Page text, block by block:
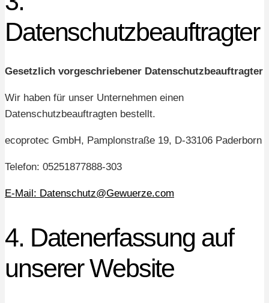
Datenschutzbeauftragter
Gesetzlich vorgeschriebener Datenschutzbeauftragter
Wir haben für unser Unternehmen einen
Datenschutzbeauftragten bestellt.
ecoprotec GmbH, Pamplonstraße 19, D-33106 Paderborn
Telefon: 05251877888-303
E-Mail: Datenschutz@Gewuerze.com
4. Datenerfassung auf
unserer Website